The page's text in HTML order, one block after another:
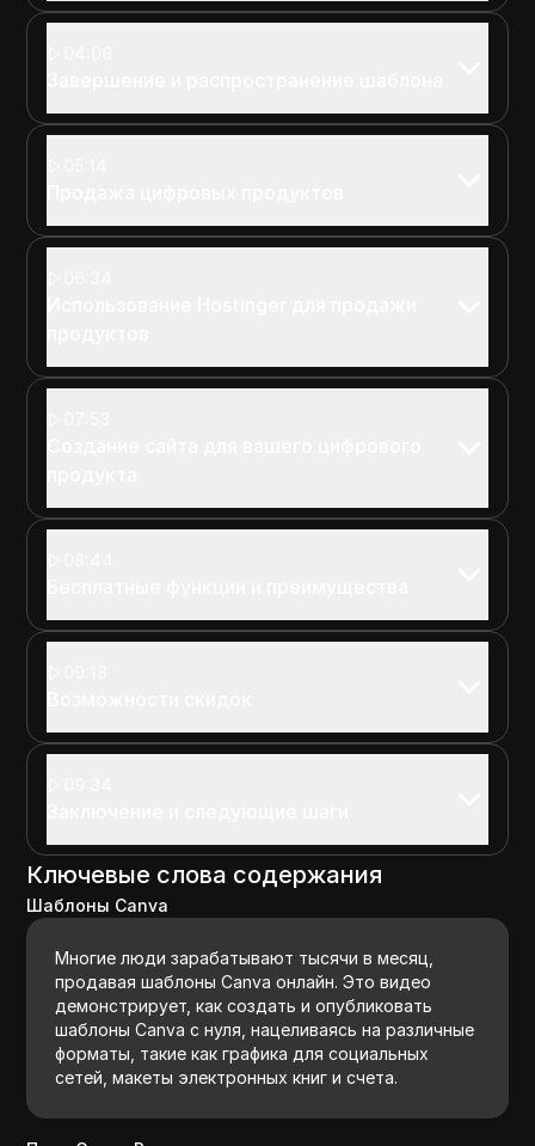
Ключевые слова содержания
Шаблоны Canva
Многие люди зарабатывают тысячи в месяц,
продавая шаблоны Canva онлайн. Это видео
демонстрирует, как создать и опубликовать
шаблоны Canva с нуля, нацеливаясь на различные
форматы, такие как графика для социальных
сетей, макеты электронных книг и счета.